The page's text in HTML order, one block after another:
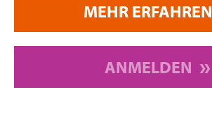
MEHR ERFAHREN
ANMELDEN